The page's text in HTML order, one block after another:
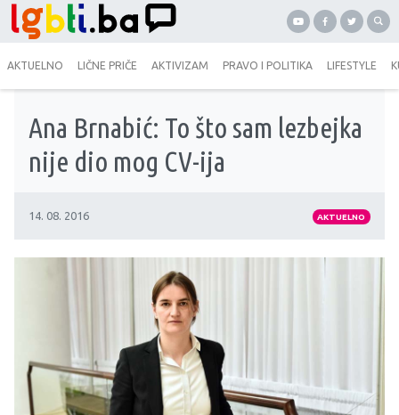
AKTUELNO LIČNE PRIČE AKTIVIZAM PRAVO I POLITIKA LIFESTYLE
Ana Brnabić: To što sam lezbejka
nije dio mog CV-ija
14. 08. 2016 AKTUELNO